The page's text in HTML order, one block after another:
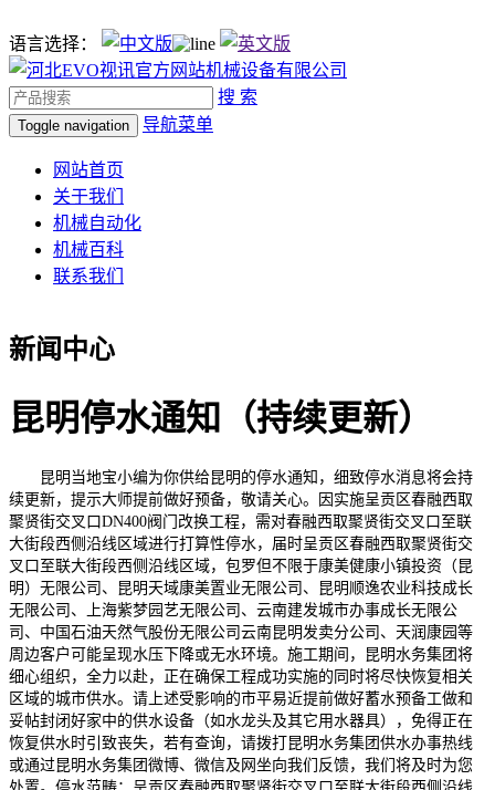
语言选择：
搜 索
Toggle navigation 导航菜单
网站首页
关于我们
机械自动化
机械百科
联系我们
新闻中心
昆明停水通知（持续更新）
昆明当地宝小编为你供给昆明的停水通知，细致停水消息将会持
续更新，提示大师提前做好预备，敬请关心。因实施呈贡区春融西取
聚贤街交叉口DN400阀门改换工程，需对春融西取聚贤街交叉口至联
大街段西侧沿线区域进行打算性停水，届时呈贡区春融西取聚贤街交
叉口至联大街段西侧沿线区域，包罗但不限于康美健康小镇投资（昆
明）无限公司、昆明天域康美置业无限公司、昆明顺逸农业科技成长
无限公司、上海紫梦园艺无限公司、云南建发城市办事成长无限公
司、中国石油天然气股份无限公司云南昆明发卖分公司、天润康园等
周边客户可能呈现水压下降或无水环境。施工期间，昆明水务集团将
细心组织，全力以赴，正在确保工程成功实施的同时将尽快恢复相关
区域的城市供水。请上述受影响的市平易近提前做好蓄水预备工做和
妥帖封闭好家中的供水设备（如水龙头及其它用水器具），免得正在
恢复供水时引致丧失，若有查询，请拨打昆明水务集团供水办事热线
或通过昆明水务集团微博、微信及网坐向我们反馈，我们将及时为您